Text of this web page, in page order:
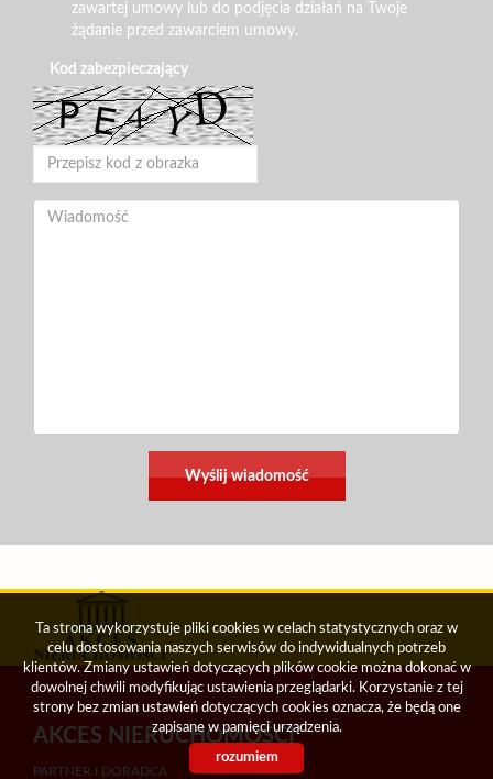
zawartej umowy lub do podjęcia działań na Twoje
żądanie przed zawarciem umowy.
Kod zabezpieczający
AKCES NIERUCHOMOŚCI
PARTNER I DORADCA
Ta strona wykorzystuje pliki cookies w celach statystycznych oraz w
celu dostosowania naszych serwisów do indywidualnych potrzeb
klientów. Zmiany ustawień dotyczących plików cookie można dokonać w
dowolnej chwili modyfikując ustawienia przeglądarki. Korzystanie z tej
strony bez zmian ustawień dotyczących cookies oznacza, że będą one
zapisane w pamięci urządzenia.
rozumiem